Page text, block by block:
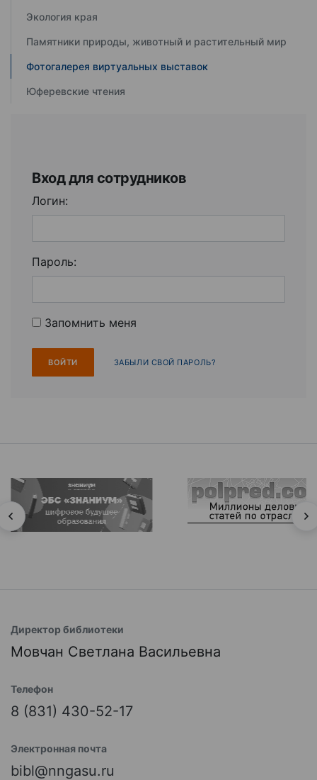
Экология края
Памятники природы, животный и растительный мир
Фотогалерея виртуальных выставок
Юферевские чтения
Вход для сотрудников
Логин:
Пароль:
Запомнить меня
ЗАБЫЛИ СВОЙ ПАРОЛЬ?
Директор библиотеки
Мовчан Светлана Васильевна
Телефон
8 (831) 430-52-17
Электронная почта
bibl@nngasu.ru